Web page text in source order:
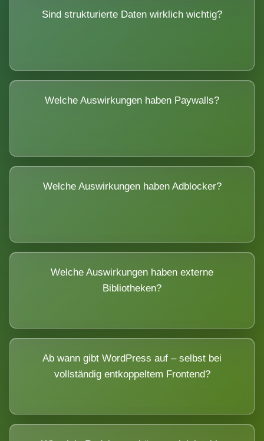
Sind strukturierte Daten wirklich wichtig?
Welche Auswirkungen haben Paywalls?
Welche Auswirkungen haben Adblocker?
Welche Auswirkungen haben externe
Bibliotheken?
Ab wann gibt WordPress auf – selbst bei
vollständig entkoppeltem Frontend?